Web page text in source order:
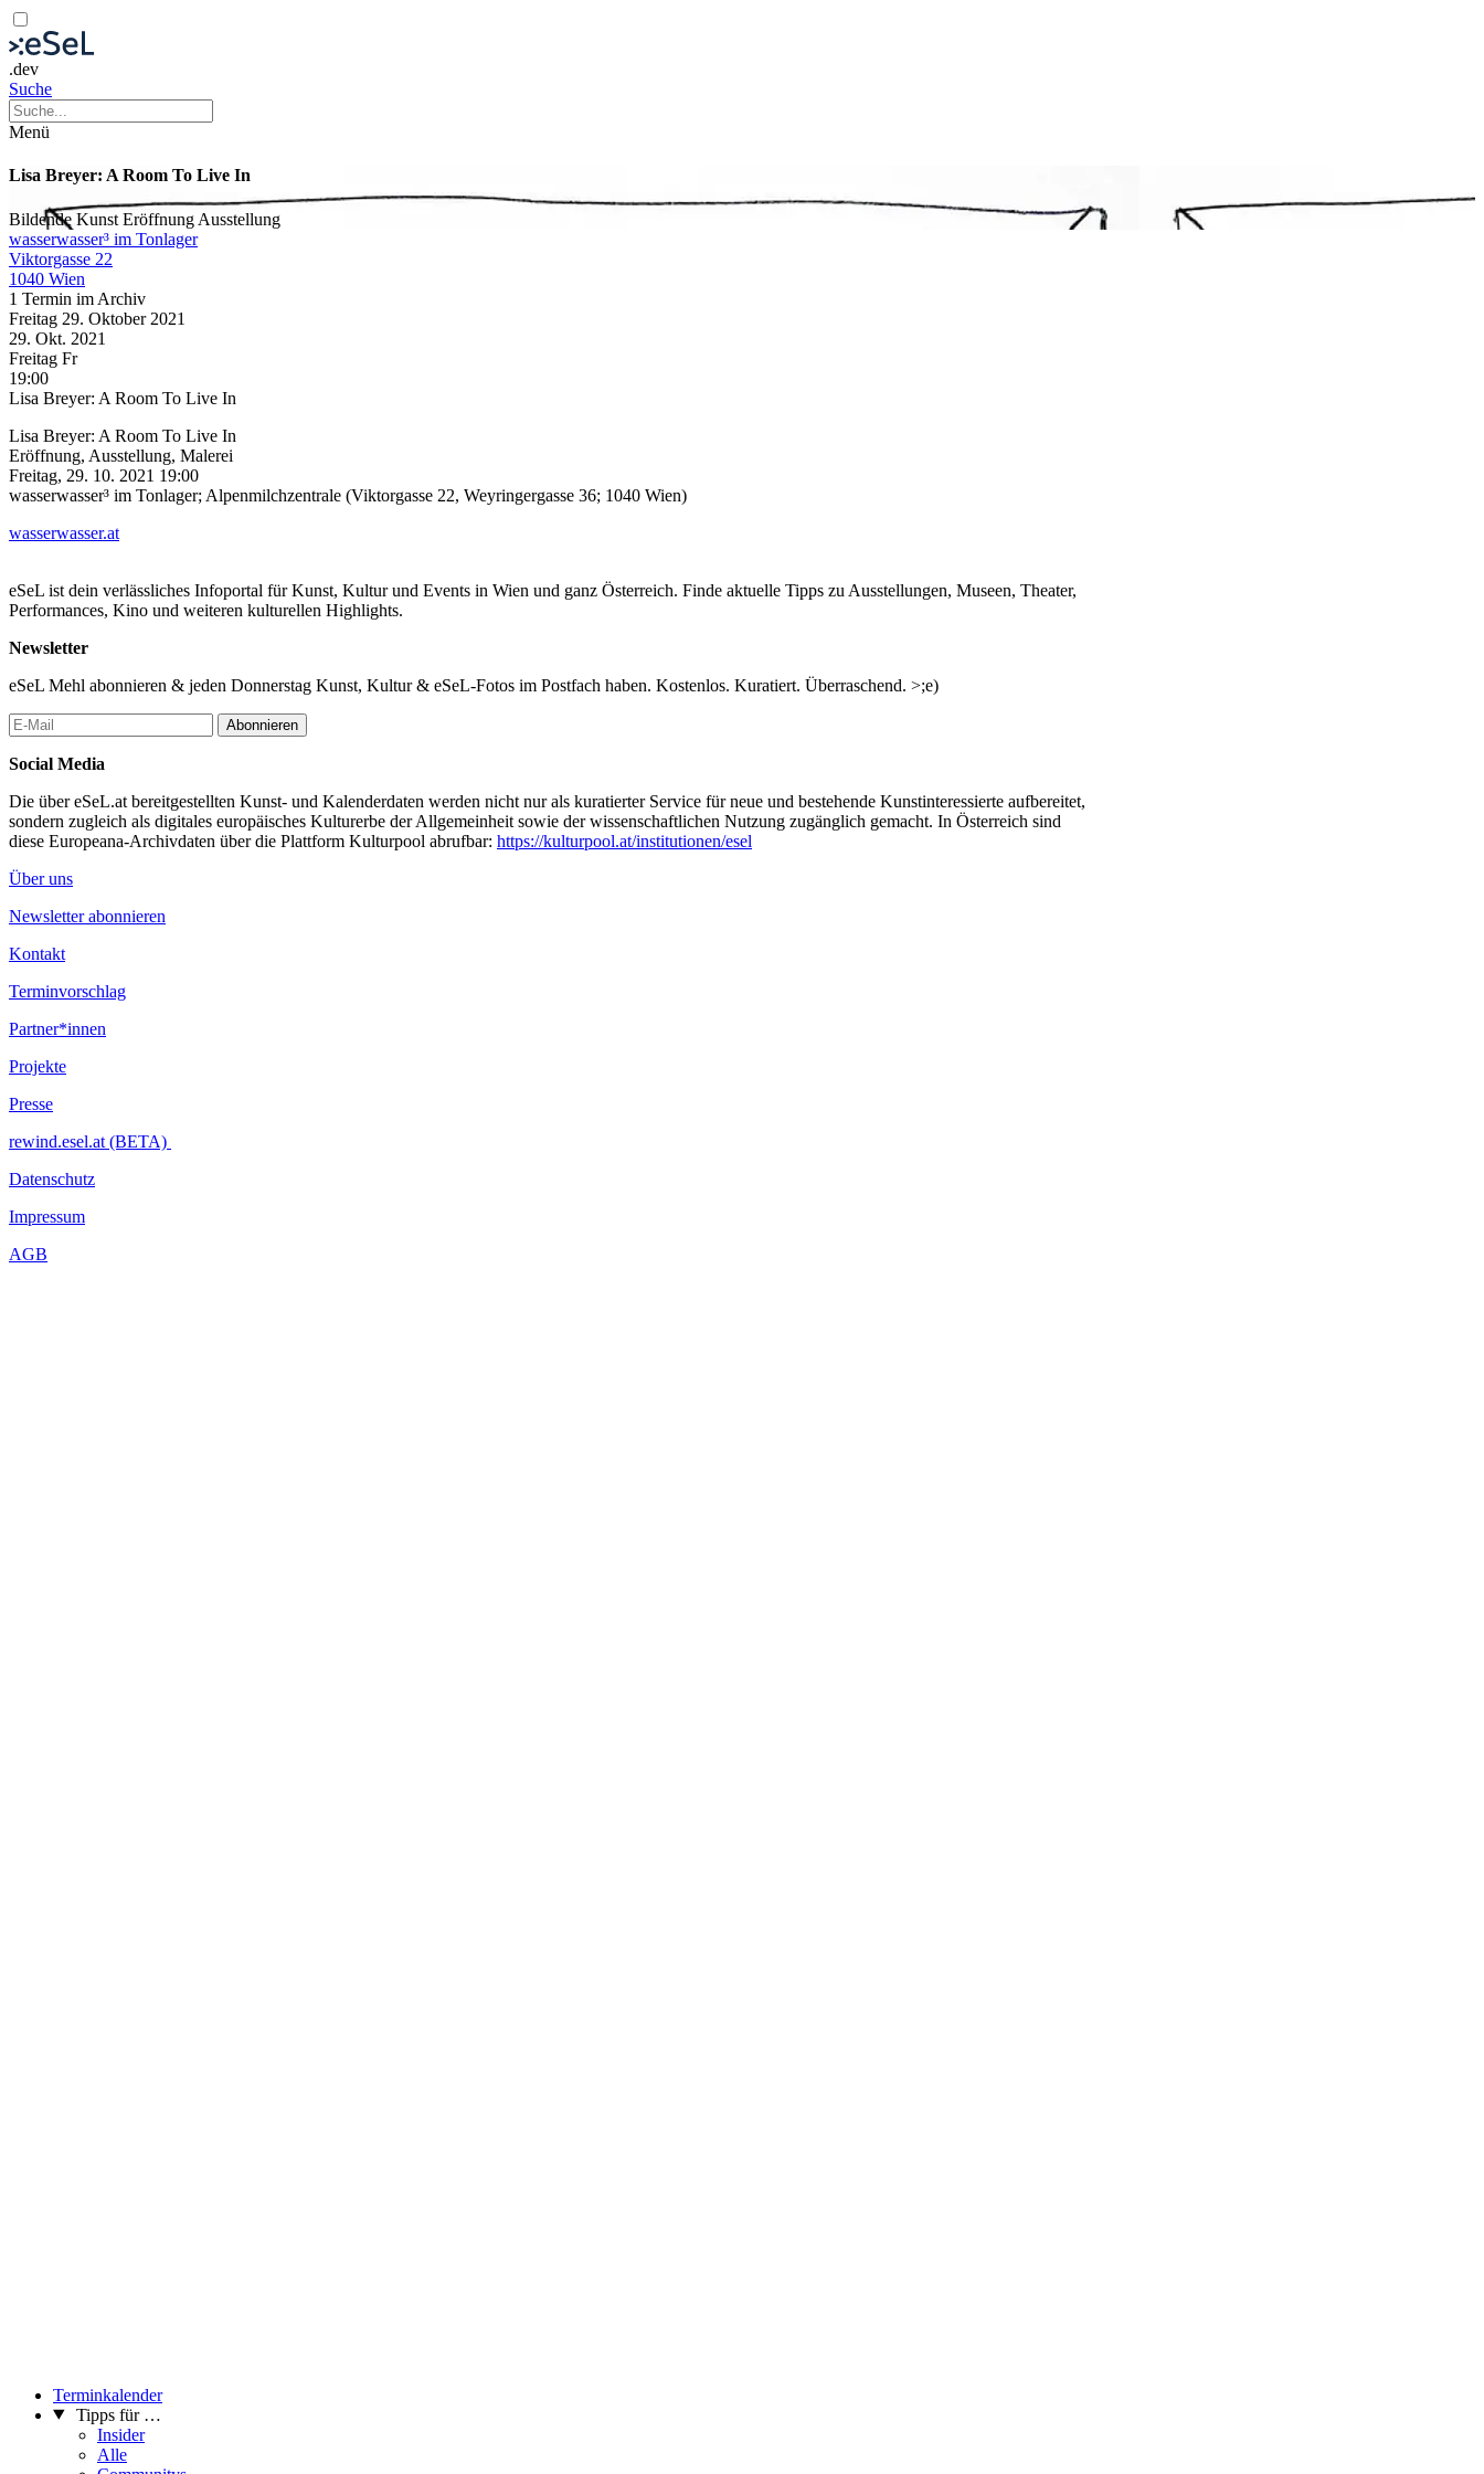
.dev
Suche
Menü
Lisa Breyer: A Room To Live In
Bildende Kunst Eröffnung Ausstellung
wasserwasser³ im Tonlager
Viktorgasse 22
1040 Wien
1 Termin im Archiv
Freitag 29. Oktober 2021
29. Okt. 2021
Freitag Fr
19:00
Lisa Breyer: A Room To Live In
Lisa Breyer: A Room To Live In
Eröffnung, Ausstellung, Malerei
Freitag, 29. 10. 2021 19:00
wasserwasser³ im Tonlager; Alpenmilchzentrale (Viktorgasse 22, Weyringergasse 36; 1040 Wien)
wasserwasser.at
eSeL ist dein verlässliches Infoportal für Kunst, Kultur und Events in Wien und ganz Österreich. Finde aktuelle Tipps zu Ausstellungen, Museen, Theater,
Performances, Kino und weiteren kulturellen Highlights.
Newsletter
eSeL Mehl abonnieren & jeden Donnerstag Kunst, Kultur & eSeL-Fotos im Postfach haben. Kostenlos. Kuratiert. Überraschend. >;e)
Abonnieren
Social Media
Die über eSeL.at bereitgestellten Kunst- und Kalenderdaten werden nicht nur als kuratierter Service für neue und bestehende Kunstinteressierte aufbereitet,
sondern zugleich als digitales europäisches Kulturerbe der Allgemeinheit sowie der wissenschaftlichen Nutzung zugänglich gemacht. In Österreich sind
diese Europeana-Archivdaten über die Plattform Kulturpool abrufbar: https://kulturpool.at/institutionen/esel
Über uns
Newsletter abonnieren
Kontakt
Terminvorschlag
Partner*innen
Projekte
Presse
rewind.esel.at (BETA)
Datenschutz
Impressum
AGB
Terminkalender
Tipps für …
Insider
Alle